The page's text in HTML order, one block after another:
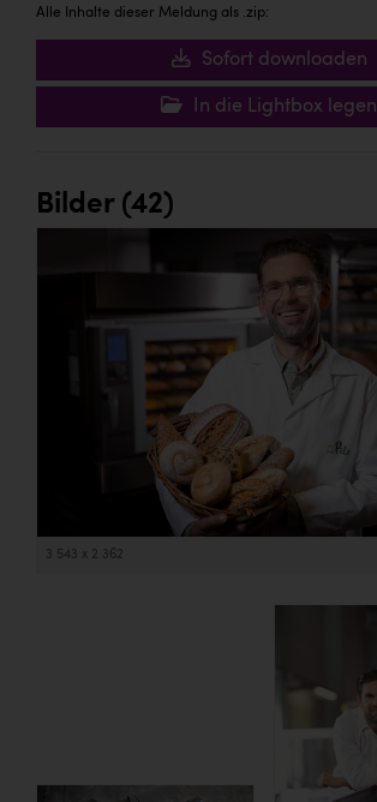
Alle Inhalte dieser Meldung als .zip:
Sofort downloaden
In die Lightbox legen
Bilder (42)
3 543 x 2 362